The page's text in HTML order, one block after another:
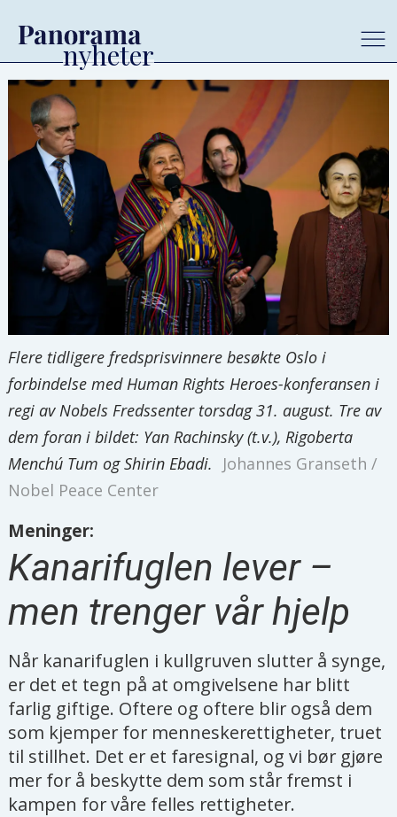
Flere tidligere fredsprisvinnere besøkte Oslo i
forbindelse med Human Rights Heroes-konferansen i
regi av Nobels Fredssenter torsdag 31. august. Tre av
dem foran i bildet: Yan Rachinsky (t.v.), Rigoberta
Menchú Tum og Shirin Ebadi.
Johannes Granseth /
Nobel Peace Center
Meninger:
Kanarifuglen lever –
men trenger vår hjelp
Når kanarifuglen i kullgruven slutter å synge,
er det et tegn på at omgivelsene har blitt
farlig giftige. Oftere og oftere blir også dem
som kjemper for menneskerettigheter, truet
til stillhet. Det er et faresignal, og vi bør gjøre
mer for å beskytte dem som står fremst i
kampen for våre felles rettigheter.